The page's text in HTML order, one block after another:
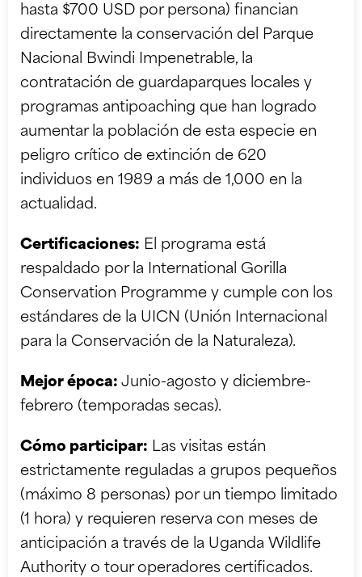
hasta $700 USD por persona) financian
directamente la conservación del Parque
Nacional Bwindi Impenetrable, la
contratación de guardaparques locales y
programas antipoaching que han logrado
aumentar la población de esta especie en
peligro crítico de extinción de 620
individuos en 1989 a más de 1,000 en la
actualidad.
Certificaciones: El programa está
respaldado por la International Gorilla
Conservation Programme y cumple con los
estándares de la UICN (Unión Internacional
para la Conservación de la Naturaleza).
Mejor época: Junio-agosto y diciembre-
febrero (temporadas secas).
Cómo participar: Las visitas están
estrictamente reguladas a grupos pequeños
(máximo 8 personas) por un tiempo limitado
(1 hora) y requieren reserva con meses de
anticipación a través de la Uganda Wildlife
Authority o tour operadores certificados.